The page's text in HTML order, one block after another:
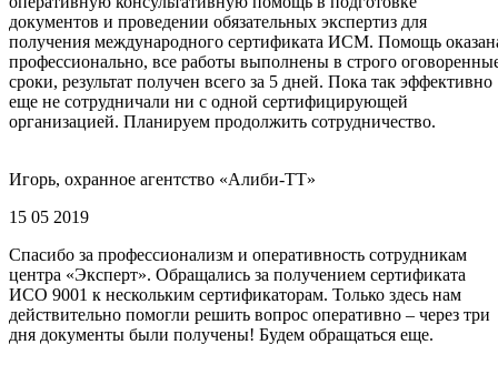
документов и проведении обязательных экспертиз для
получения международного сертификата ИСМ. Помощь
профессионально, все работы выполнены в строго
сроки, результат получен всего за 5 дней. Пока так эффективно
еще не сотрудничали ни с одной сертифицирующей
организацией. Планируем продолжить сотрудничество.
Игорь, охранное агентство «Алиби-ТТ»
15 05 2019
Спасибо за профессионализм и оперативность сотрудникам
центра «Эксперт». Обращались за получением сертификата
ИСО 9001 к нескольким сертификаторам. Только здесь нам
действительно помогли решить вопрос оперативно – через три
дня документы были получены! Будем обращаться еще.